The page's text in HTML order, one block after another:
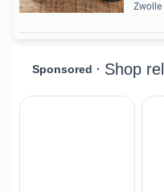
Zwolle